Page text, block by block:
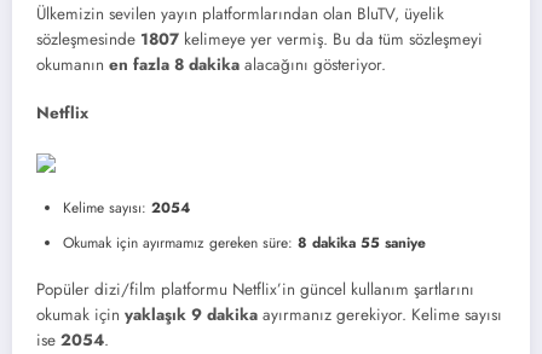
Ülkemizin sevilen yayın platformlarından olan BluTV, üyelik
sözleşmesinde 1807 kelimeye yer vermiş. Bu da tüm sözleşmeyi
okumanın en fazla 8 dakika alacağını gösteriyor.
Netflix
Kelime sayısı: 2054
Okumak için ayırmamız gereken süre: 8 dakika 55 saniye
Popüler dizi/film platformu Netflix’in güncel kullanım şartlarını
okumak için yaklaşık 9 dakika ayırmanız gerekiyor. Kelime sayısı
ise 2054.